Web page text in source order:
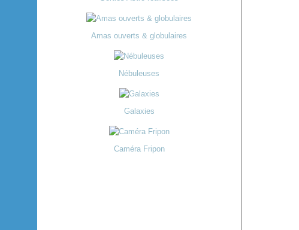
Amas ouverts & globulaires
Nébuleuses
Galaxies
Caméra Fripon